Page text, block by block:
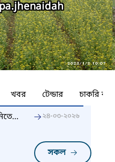
খবর টেন্ডার চাকরি
সকল
২৪-০৩-২০২৬